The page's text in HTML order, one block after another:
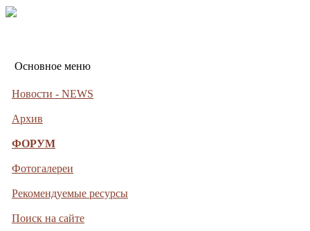
Основное меню
Новости - NEWS
Архив
ФОРУМ
Фотогалереи
Рекомендуемые ресурсы
Поиск на сайте